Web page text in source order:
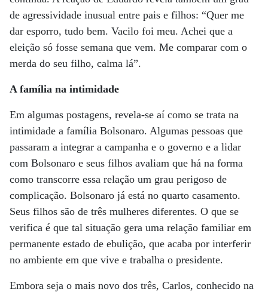
de agressividade inusual entre pais e filhos: “Quer me
dar esporro, tudo bem. Vacilo foi meu. Achei que a
eleição só fosse semana que vem. Me comparar com o
merda do seu filho, calma lá”.
A família na intimidade
Em algumas postagens, revela-se aí como se trata na
intimidade a família Bolsonaro. Algumas pessoas que
passaram a integrar a campanha e o governo e a lidar
com Bolsonaro e seus filhos avaliam que há na forma
como transcorre essa relação um grau perigoso de
complicação. Bolsonaro já está no quarto casamento.
Seus filhos são de três mulheres diferentes. O que se
verifica é que tal situação gera uma relação familiar em
permanente estado de ebulição, que acaba por interferir
no ambiente em que vive e trabalha o presidente.
Embora seja o mais novo dos três, Carlos, conhecido na